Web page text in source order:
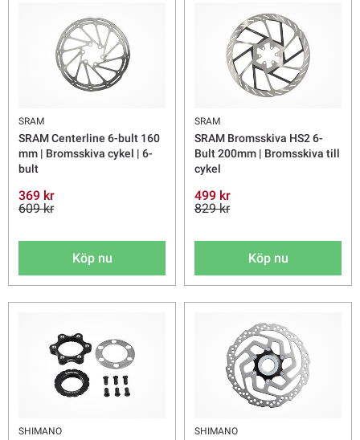
SRAM
SRAM Centerline 6-bult 160
mm | Bromsskiva cykel | 6-
bult
369 kr
609 kr
Köp nu
SRAM
SRAM Bromsskiva HS2 6-
Bult 200mm | Bromsskiva till
cykel
499 kr
829 kr
Köp nu
SHIMANO SHIMANO